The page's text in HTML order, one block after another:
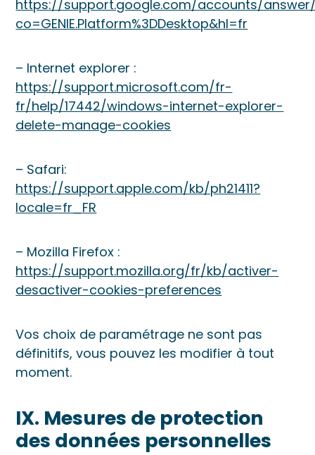
https://support.google.com/accounts/answer/
co=GENIE.Platform%3DDesktop&hl=fr
– Internet explorer :
https://support.microsoft.com/fr-
fr/help/17442/windows-internet-explorer-
delete-manage-cookies
– Safari:
https://support.apple.com/kb/ph21411?
locale=fr_FR
– Mozilla Firefox :
https://support.mozilla.org/fr/kb/activer-
desactiver-cookies-preferences
Vos choix de paramétrage ne sont pas
définitifs, vous pouvez les modifier à tout
moment.
IX. Mesures de protection
des données personnelles